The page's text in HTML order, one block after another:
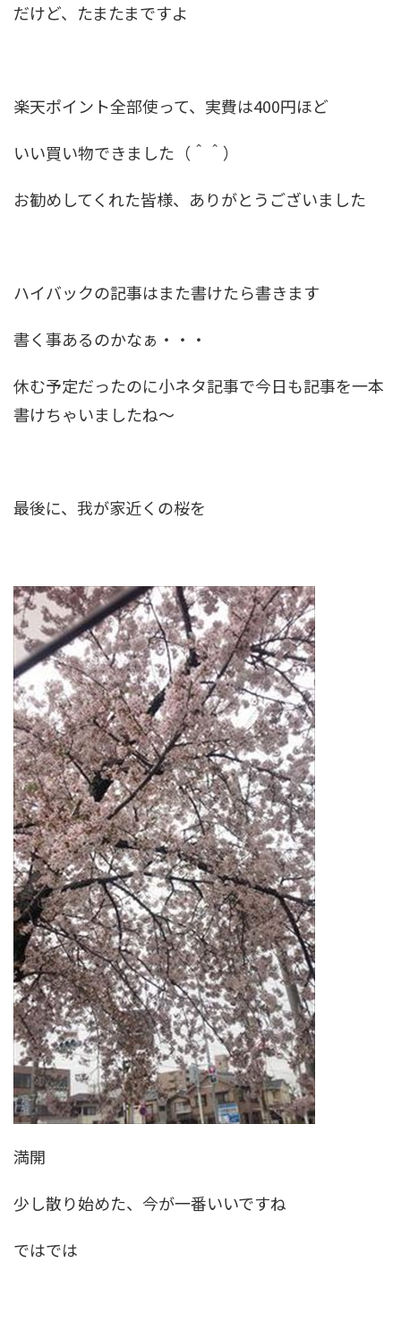
だけど、たまたまですよ
楽天ポイント全部使って、実費は400円ほど
いい買い物できました（＾＾）
お勧めしてくれた皆様、ありがとうございました
ハイバックの記事はまた書けたら書きます
書く事あるのかなぁ・・・
休む予定だったのに小ネタ記事で今日も記事を一本
書けちゃいましたね～
最後に、我が家近くの桜を
満開
少し散り始めた、今が一番いいですね
ではでは